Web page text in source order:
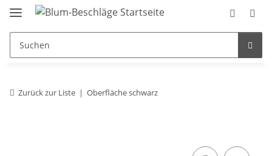
Zurück zur Liste Oberfläche schwarz